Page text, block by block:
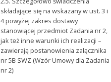
składające się na wskazany w ust. 3 i
4 powyżej zakres dostawy
stanowiącej przedmiot Zadania nr 2,
jak też inne warunki ich realizacji –
zawierają postanowienia załącznika
nr 5B SWZ (Wzór Umowy dla Zadania
nr 2)